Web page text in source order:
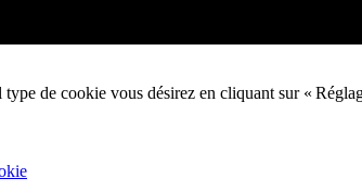
de cookie vous désirez en cliquant sur «